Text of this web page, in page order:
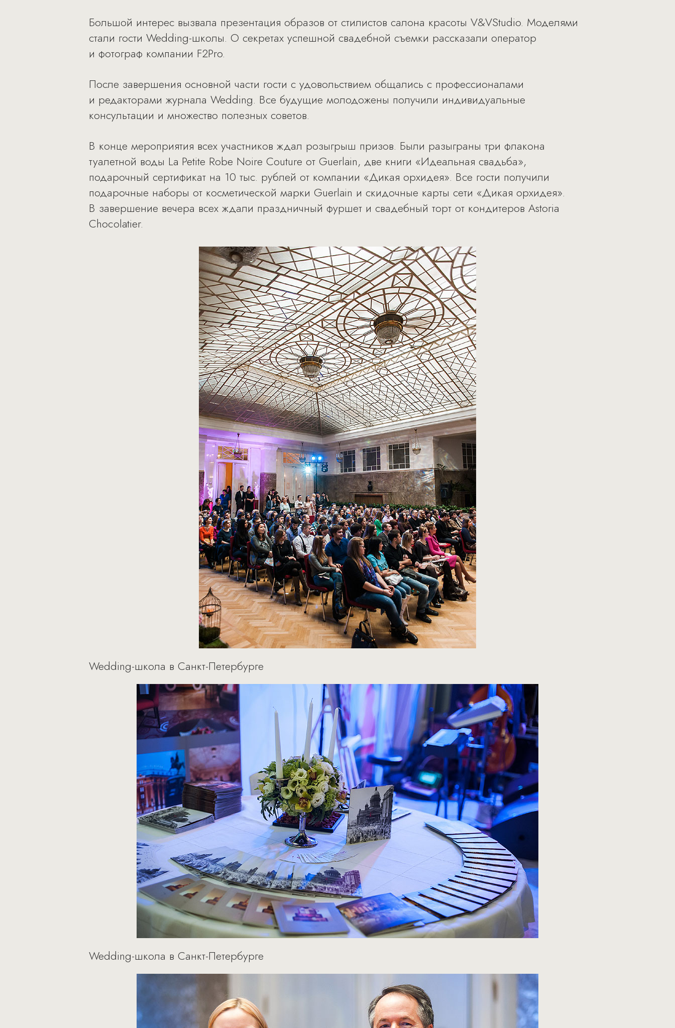
Большой интерес вызвала презентация образов от стилистов салона красоты V&VStudio. Моделями
стали гости Wedding-школы. О секретах успешной свадебной съемки рассказали оператор
и фотограф компании F2Pro.
После завершения основной части гости с удовольствием общались с профессионалами
и редакторами журнала Wedding. Все будущие молодожены получили индивидуальные
консультации и множество полезных советов.
В конце мероприятия всех участников ждал розыгрыш призов. Были разыграны три флакона
туалетной воды La Petite Robe Noire Couture от Guerlain, две книги «Идеальная свадьба»,
подарочный сертификат на 10 тыс. рублей от компании «Дикая орхидея». Все гости получили
подарочные наборы от косметической марки Guerlain и скидочные карты сети «Дикая орхидея».
В завершение вечера всех ждали праздничный фуршет и свадебный торт от кондитеров Astoria
Chocolatier.
Wedding-школа в Санкт-Петербурге
Wedding-школа в Санкт-Петербурге